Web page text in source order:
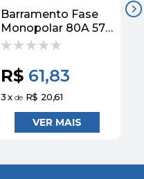
Barramento Fase
Monopolar 80A 57
Polos EZ9X33157
R$ 61,83
3x de R$ 20,61